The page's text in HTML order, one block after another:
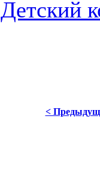
Детский
<